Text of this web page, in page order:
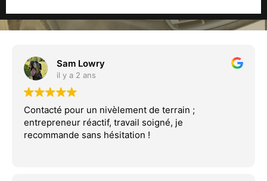
Sam Lowry
il y a 2 ans
Contacté pour un nivèlement de terrain ;
entrepreneur réactif, travail soigné, je
recommande sans hésitation !